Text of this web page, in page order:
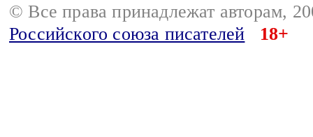
© Все права принадлежат авторам,
Российского союза писателей
18+